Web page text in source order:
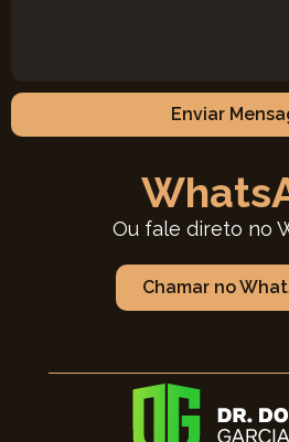
Enviar
Ou fale direto no
Chamar no